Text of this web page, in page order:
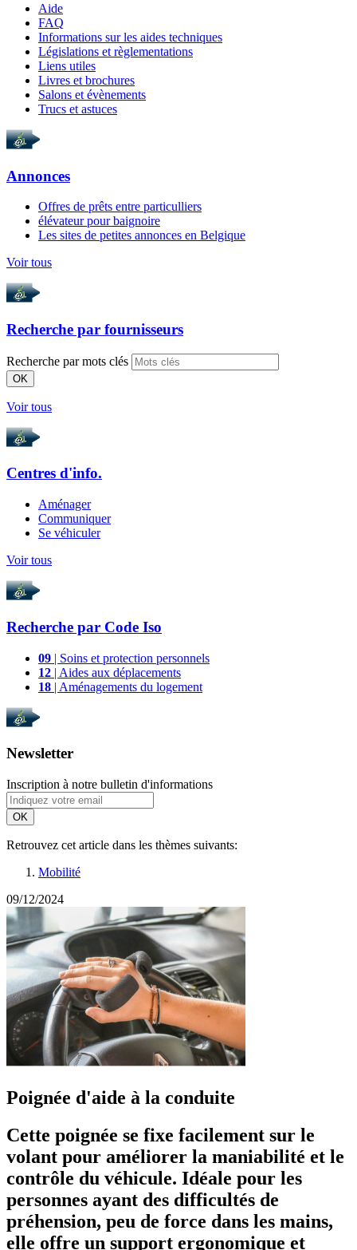
Aide
FAQ
Informations sur les aides techniques
Législations et règlementations
Liens utiles
Livres et brochures
Salons et évènements
Trucs et astuces
Annonces
Offres de prêts entre particulliers
élévateur pour baignoire
Les sites de petites annonces en Belgique
Voir tous
Recherche par fournisseurs
Recherche par mots clés
OK
Voir tous
Centres d'info.
Aménager
Communiquer
Se véhiculer
Voir tous
Recherche par Code Iso
09 | Soins et protection personnels
12 | Aides aux déplacements
18 | Aménagements du logement
Newsletter
Inscription à notre bulletin d'informations
OK
Retrouvez cet article dans les thèmes suivants:
Mobilité
09/12/2024
Poignée d'aide à la conduite
Cette poignée se fixe facilement sur le
volant pour améliorer la maniabilité et le
contrôle du véhicule. Idéale pour les
personnes ayant des difficultés de
préhension, peu de force dans les mains,
elle offre un support ergonomique et